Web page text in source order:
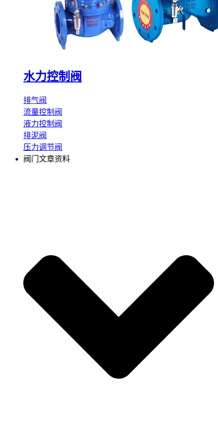
水力控制阀
排气阀
流量控制阀
液力控制阀
排泥阀
压力调节阀
阀门文章资料